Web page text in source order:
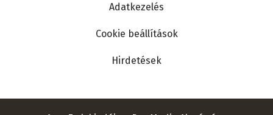
Adatkezelés
Cookie beállítások
Hirdetések